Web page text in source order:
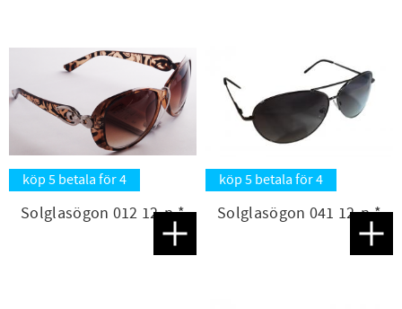
köp 5 betala för 4
Solglasögon 012 12-p *
Lägg till i favoriter
köp 5 betala för 4
Solglasögon 041 12-p *